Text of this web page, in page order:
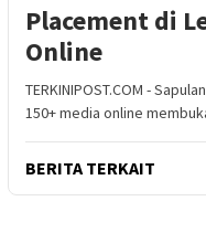
Placement di
Online
TERKINIPOST.COM -
150+ media online
BERITA TERKAIT